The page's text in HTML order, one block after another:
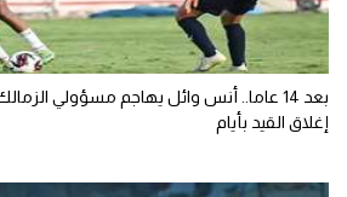
بعد 14 عاما.. أنس وائل يهاجم مسؤولي
إغلاق القيد بأيام